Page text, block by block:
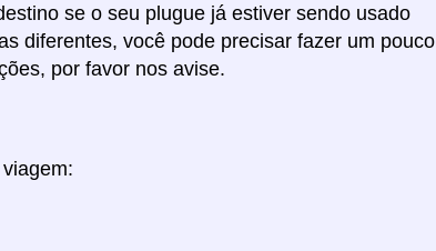
se o seu plugue já estiver sendo usado
diferentes, você pode precisar fazer um pouco
por favor nos avise.